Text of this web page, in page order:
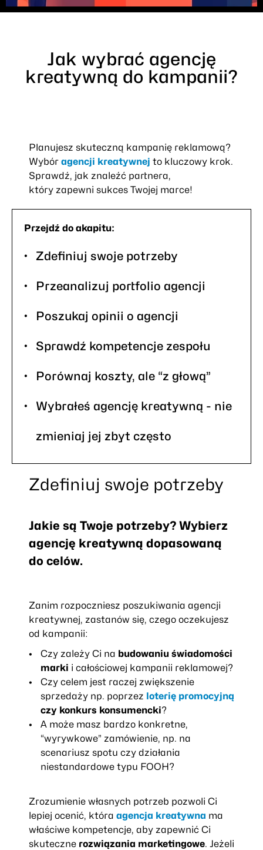
Jak wybrać agencję
kreatywną do kampanii?
Planujesz skuteczną kampanię reklamową?
Wybór agencji kreatywnej to kluczowy krok.
Sprawdź, jak znaleźć partnera,
który zapewni sukces Twojej marce!
Przejdź do akapitu:
Zdefiniuj swoje potrzeby
Przeanalizuj portfolio agencji
Poszukaj opinii o agencji
Sprawdź kompetencje zespołu
Porównaj koszty, ale “z głową”
Wybrałeś agencję kreatywną - nie
zmieniaj jej zbyt często
Zdefiniuj swoje potrzeby
Jakie są Twoje potrzeby? Wybierz
agencję kreatywną dopasowaną
do celów.
Zanim rozpoczniesz poszukiwania agencji
kreatywnej, zastanów się, czego oczekujesz
od kampanii:
Czy zależy Ci na budowaniu świadomości
marki i całościowej kampanii reklamowej?
Czy celem jest raczej zwiększenie
sprzedaży np. poprzez loterię promocyjną
czy konkurs konsumencki?
A może masz bardzo konkretne,
“wyrywkowe” zamówienie, np. na
scenariusz spotu czy działania
niestandardowe typu FOOH?
Zrozumienie własnych potrzeb pozwoli Ci
lepiej ocenić, która agencja kreatywna ma
właściwe kompetencje, aby zapewnić Ci
skuteczne rozwiązania marketingowe. Jeżeli